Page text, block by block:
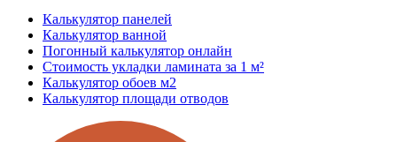
Калькулятор панелей
Калькулятор ванной
Погонный калькулятор онлайн
Стоимость укладки ламината за 1 м²
Калькулятор обоев м2
Калькулятор площади отводов